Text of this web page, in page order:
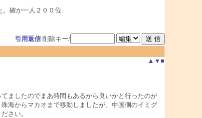
。確か一人２００位
引用返信 削除キー/
▲ ▼ ■
ましたのでまあ時間もあるから良いかと行ったのが
海からマカオまで移動しましたが、中国側のイミグ
さい。